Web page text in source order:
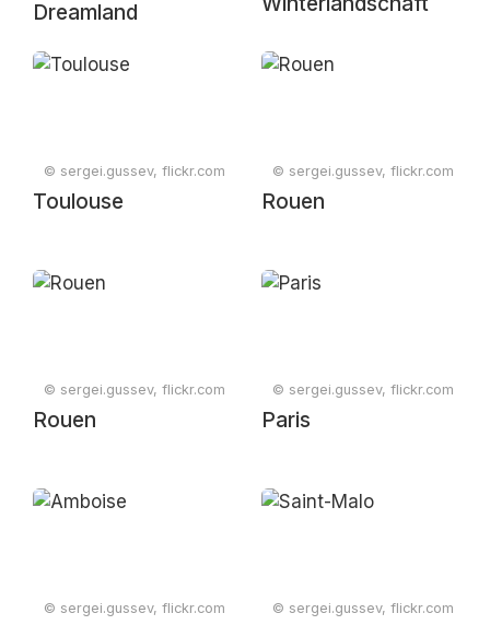
Dreamland
© sergei.gussev, flickr.com
Toulouse
© sergei.gussev, flickr.com
Rouen
© sergei.gussev, flickr.com
Rouen
© sergei.gussev, flickr.com
Paris
© sergei.gussev, flickr.com © sergei.gussev, flickr.com